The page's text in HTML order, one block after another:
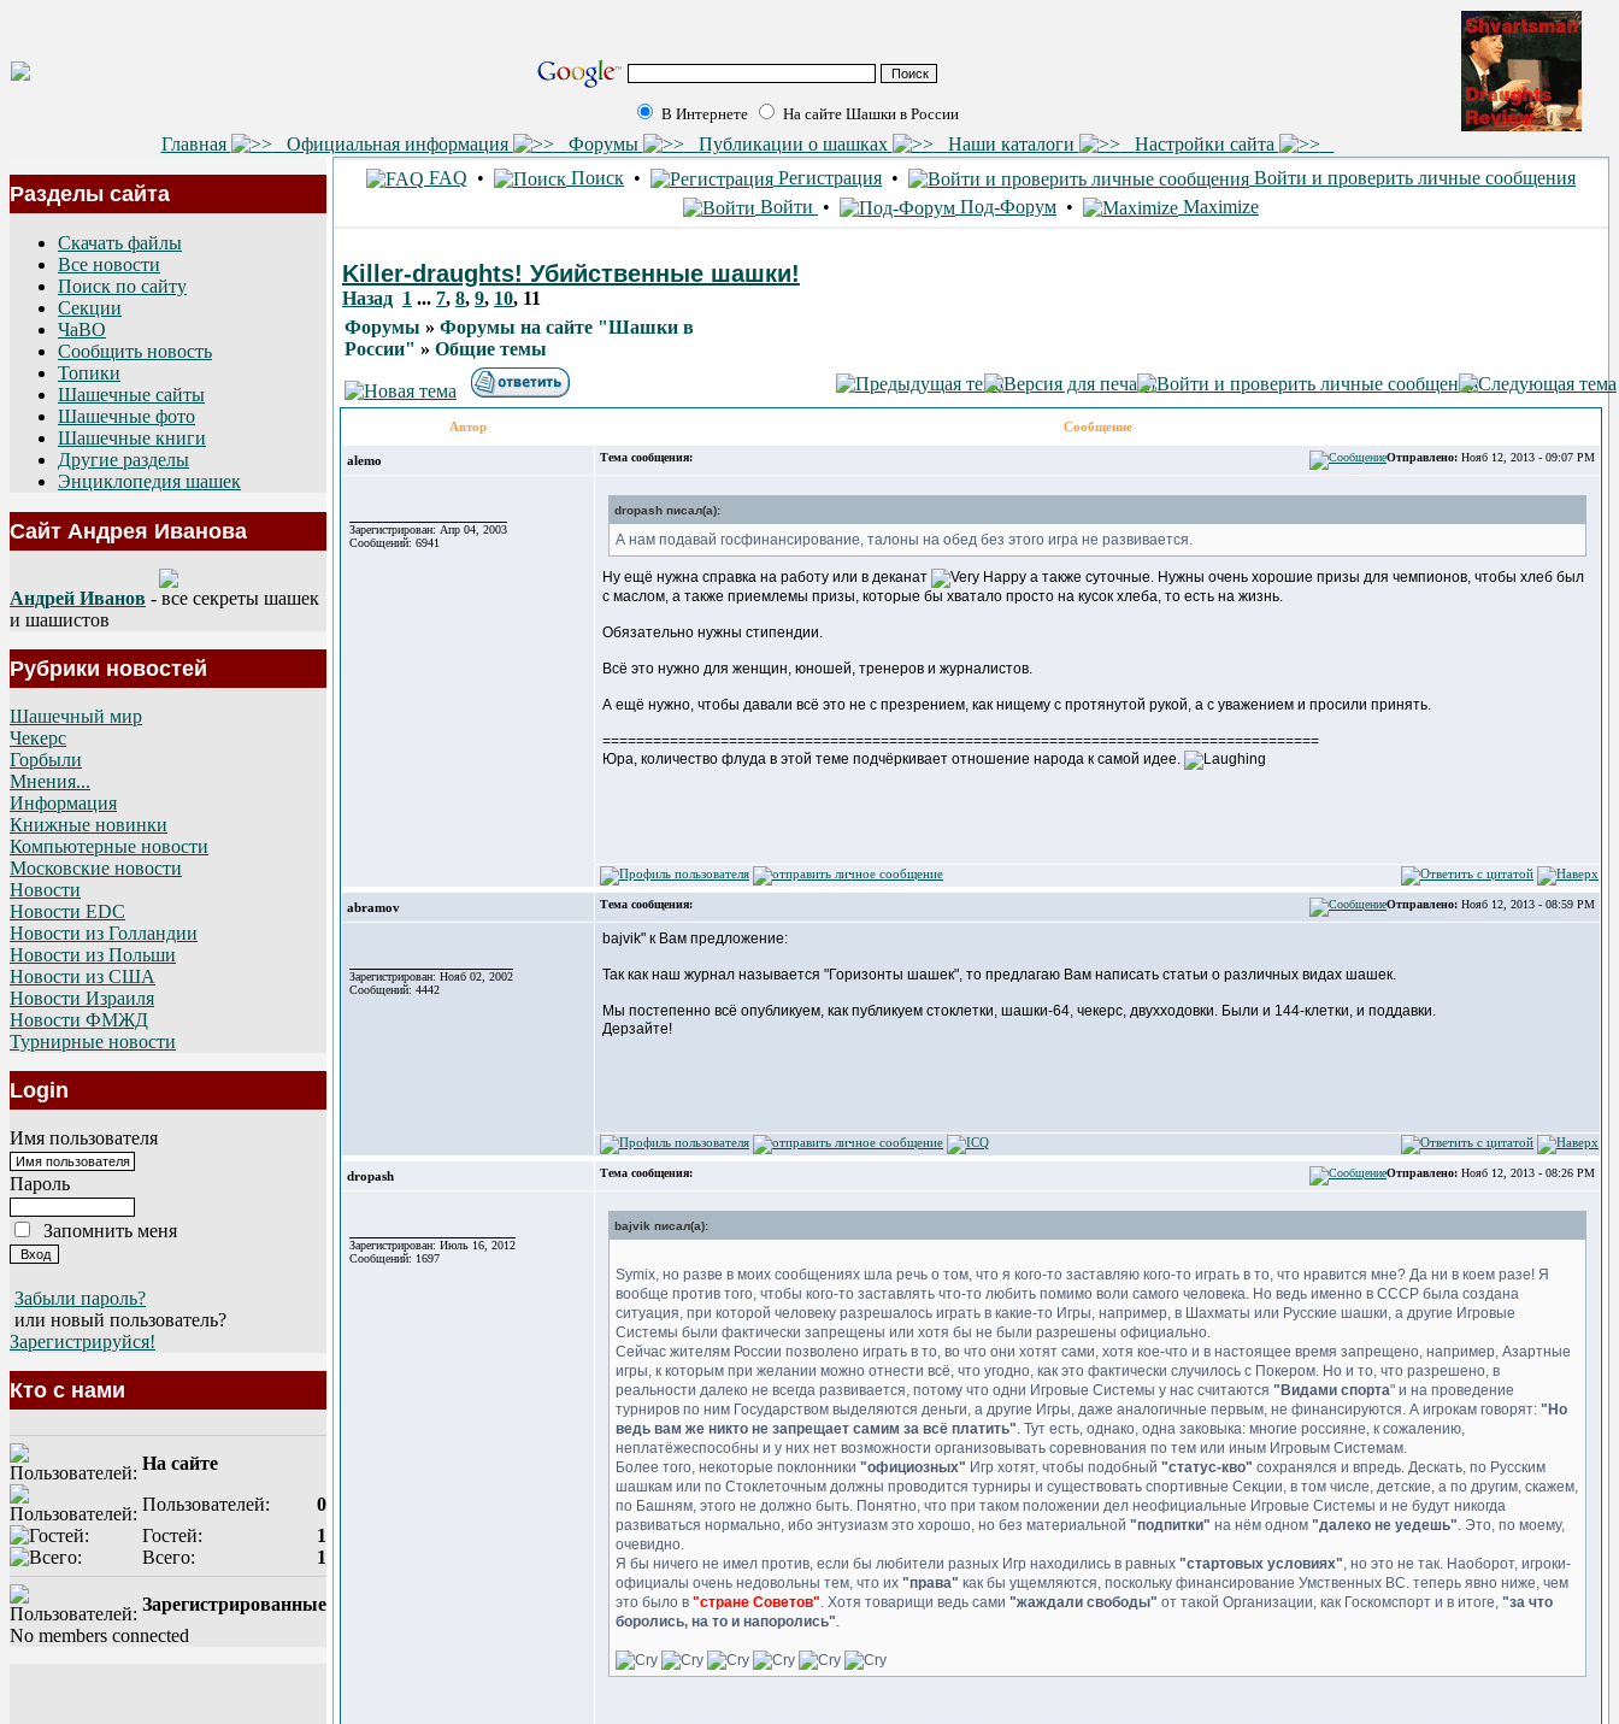
В Интернете На сайте Шашки в России
Главная Официальная информация Форумы Публикации о шашках Наши каталоги Настройки сайта
Разделы сайта
Скачать файлы
Все новости
Поиск по сайту
Секции
ЧаВО
Сообщить новость
Топики
Шашечные сайты
Шашечные фото
Шашечные книги
Другие разделы
Энциклопедия шашек
Сайт Андрея Иванова
Андрей Иванов - все секреты шашек
и шашистов
Рубрики новостей
Шашечный мир
Чекерс
Горбыли
Мнения...
Информация
Книжные новинки
Компьютерные новости
Московские новости
Новости
Новости EDC
Новости из Голландии
Новости из Польши
Новости из США
Новости Израиля
Новости ФМЖД
Турнирные новости
Login
Имя пользователя
Пароль
Запомнить меня
Забыли пароль?
или новый пользователь?
Зарегистрируйся!
Кто с нами
На сайте
Пользователей:
0
Гостей:
1
Всего:
1
Зарегистрированные
No members connected
FAQ • Поиск • Регистрация •
Войти и проверить личные сообщения
Войти • Под-Форум • Maximize
Killer-draughts! Убийственные шашки!
Назад 1 ... 7, 8, 9, 10, 11
Форумы » Форумы на сайте "Шашки в
России" » Общие темы
Автор Сообщение
alemo Тема сообщения: Отправлено: Нояб 12, 2013 - 09:07 PM
Зарегистрирован: Апр 04, 2003
Сообщений: 6941
dropash писал(а):
А нам подавай госфинансирование, талоны на обед без этого игра не развивается.
Ну ещё нужна справка на работу или в деканат
а также суточные. Нужны очень хорошие призы для чемпионов, чтобы хлеб был
с маслом, а также приемлемы призы, которые бы хватало просто на кусок хлеба, то есть на жизнь.
Обязательно нужны стипендии.
Всё это нужно для женщин, юношей, тренеров и журналистов.
А ещё нужно, чтобы давали всё это не с презрением, как нищему с протянутой рукой, а с уважением и просили принять.
=====================================================================================
Юра, количество флуда в этой теме подчёркивает отношение народа к самой идее.
abramov Тема сообщения: Отправлено: Нояб 12, 2013 - 08:59 PM
Зарегистрирован: Нояб 02, 2002
Сообщений: 4442
bajvik" к Вам предложение:
Так как наш журнал называется "Горизонты шашек", то предлагаю Вам написать статьи о различных видах шашек.
Мы постепенно всё опубликуем, как публикуем стоклетки, шашки-64, чекерс, двухходовки. Были и 144-клетки, и поддавки.
Дерзайте!
dropash Тема сообщения: Отправлено: Нояб 12, 2013 - 08:26 PM
Зарегистрирован: Июль 16, 2012
Сообщений: 1697
bajvik писал(а):
Symix, но разве в моих сообщениях шла речь о том, что я кого-то заставляю кого-то играть в то, что нравится мне? Да ни в коем разе! Я
вообще против того, чтобы кого-то заставлять что-то любить помимо воли самого человека. Но ведь именно в СССР была создана
ситуация, при которой человеку разрешалось играть в какие-то Игры, например, в Шахматы или Русские шашки, а другие Игровые
Системы были фактически запрещены или хотя бы не были разрешены официально.
Сейчас жителям России позволено играть в то, во что они хотят сами, хотя кое-что и в настоящее время запрещено, например, Азартные
игры, к которым при желании можно отнести всё, что угодно, как это фактически случилось с Покером. Но и то, что разрешено, в
реальности далеко не всегда развивается, потому что одни Игровые Системы у нас считаются "Видами спорта" и на проведение
турниров по ним Государством выделяются деньги, а другие Игры, даже аналогичные первым, не финансируются. А игрокам говорят: "Но
ведь вам же никто не запрещает самим за всё платить". Тут есть, однако, одна заковыка: многие россияне, к сожалению,
неплатёжеспособны и у них нет возможности организовывать соревнования по тем или иным Игровым Системам.
Более того, некоторые поклонники "официозных" Игр хотят, чтобы подобный "статус-кво" сохранялся и впредь. Дескать, по Русским
шашкам или по Стоклеточным должны проводится турниры и существовать спортивные Секции, в том числе, детские, а по другим, скажем,
по Башням, этого не должно быть. Понятно, что при таком положении дел неофициальные Игровые Системы и не будут никогда
развиваться нормально, ибо энтузиазм это хорошо, но без материальной "подпитки" на нём одном "далеко не уедешь". Это, по моему,
очевидно.
Я бы ничего не имел против, если бы любители разных Игр находились в равных "стартовых условиях", но это не так. Наоборот, игроки-
официалы очень недовольны тем, что их "права" как бы ущемляются, поскольку финансирование Умственных ВС. теперь явно ниже, чем
это было в "стране Советов". Хотя товарищи ведь сами "жаждали свободы" от такой Организации, как Госкомспорт и в итоге, "за что
боролись, на то и напоролись".